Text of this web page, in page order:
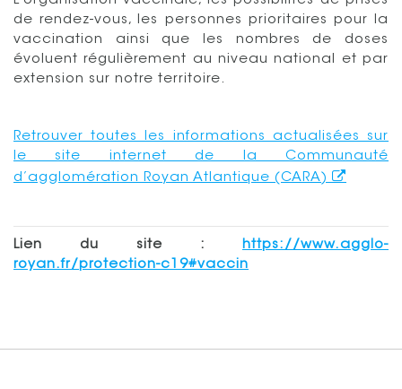
de rendez-vous, les personnes prioritaires pour la
vaccination ainsi que les nombres de doses
évoluent régulièrement au niveau national et par
extension sur notre territoire.
Retrouver toutes les informations actualisées sur
le site internet de la Communauté
d’agglomération Royan Atlantique (CARA)
Lien du site :
https://www.agglo-
royan.fr/protection-c19#vaccin